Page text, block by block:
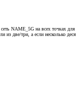
NAME_5G на всех точках для
из две/три, а если несколько